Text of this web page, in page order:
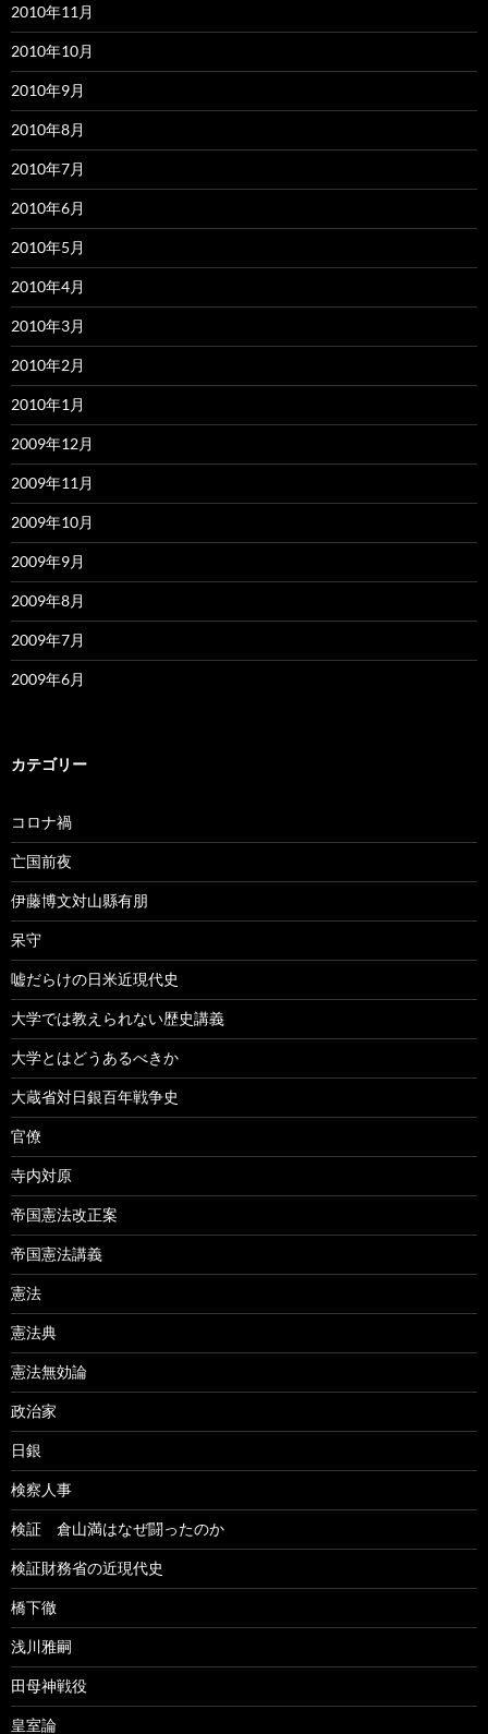
2010年11月
2010年10月
2010年9月
2010年8月
2010年7月
2010年6月
2010年5月
2010年4月
2010年3月
2010年2月
2010年1月
2009年12月
2009年11月
2009年10月
2009年9月
2009年8月
2009年7月
2009年6月
カテゴリー
コロナ禍
亡国前夜
伊藤博文対山縣有朋
呆守
嘘だらけの日米近現代史
大学では教えられない歴史講義
大学とはどうあるべきか
大蔵省対日銀百年戦争史
官僚
寺内対原
帝国憲法改正案
帝国憲法講義
憲法
憲法典
憲法無効論
政治家
日銀
検察人事
検証 倉山満はなぜ闘ったのか
検証財務省の近現代史
橋下徹
浅川雅嗣
田母神戦役
皇室論